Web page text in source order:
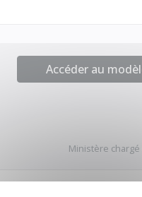
Accéder au
Ministère chargé